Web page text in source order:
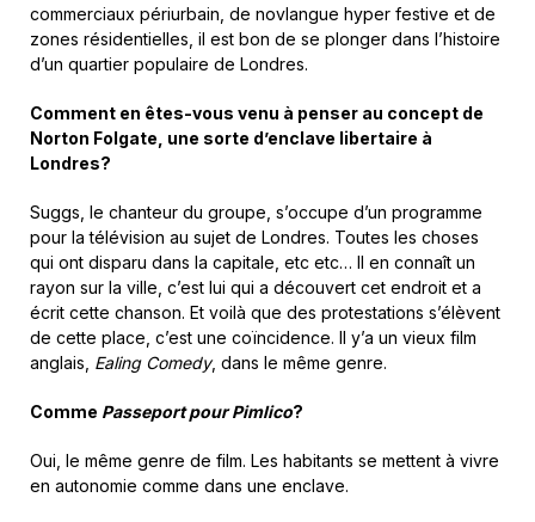
commerciaux périurbain, de novlangue hyper festive et de
zones résidentielles, il est bon de se plonger dans l’histoire
d’un quartier populaire de Londres.
Comment en êtes-vous venu à penser au concept de
Norton Folgate, une sorte d’enclave libertaire à
Londres?
Suggs, le chanteur du groupe, s’occupe d’un programme
pour la télévision au sujet de Londres. Toutes les choses
qui ont disparu dans la capitale, etc etc… Il en connaît un
rayon sur la ville, c’est lui qui a découvert cet endroit et a
écrit cette chanson. Et voilà que des protestations s’élèvent
de cette place, c’est une coïncidence. Il y’a un vieux film
anglais, Ealing Comedy, dans le même genre.
Comme Passeport pour Pimlico?
Oui, le même genre de film. Les habitants se mettent à vivre
en autonomie comme dans une enclave.